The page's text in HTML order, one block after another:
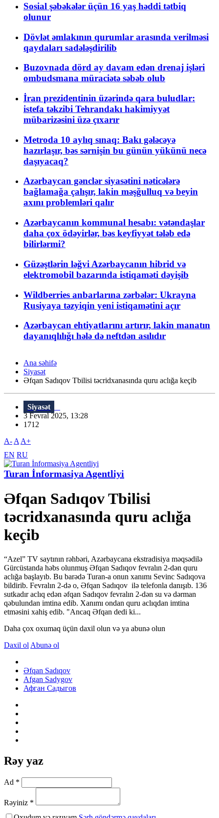
Sosial şəbəkələr üçün 16 yaş həddi tətbiq
olunur
Dövlət əmlakının qurumlar arasında verilməsi
qaydaları sadələşdirilib
Buzovnada dörd ay davam edən drenaj işləri
ombudsmana müraciətə səbəb olub
İran prezidentinin üzərində qara buludlar:
istefa təkzibi Tehrandakı hakimiyyət
mübarizəsini üzə çıxarır
Metroda 10 aylıq sınaq: Bakı gələcəyə
hazırlaşır, bəs sərnişin bu günün yükünü necə
daşıyacaq?
Azərbaycan gənclər siyasətini nəticələrə
bağlamağa çalışır, lakin məşğulluq və beyin
axını problemləri qalır
Azərbaycanın kommunal hesabı: vətəndaşlar
daha çox ödəyirlər, bəs keyfiyyət tələb edə
bilirlərmi?
Güzəştlərin ləğvi Azərbaycanın hibrid və
elektromobil bazarında istiqaməti dəyişib
Wildberries anbarlarına zərbələr: Ukrayna
Rusiyaya təzyiqin yeni istiqamətini açır
Azərbaycan ehtiyatlarını artırır, lakin manatın
dayanıqlılığı hələ də neftdən asılıdır
Ana səhifə
Siyasət
Əfqan Sadıqov Tbilisi təcridxanasında quru aclığa keçib
Siyasət
3 Fevral 2025, 13:28
1712
A- A A+
EN RU
Turan İnformasiya Agentliyi
Əfqan Sadıqov Tbilisi
təcridxanasında quru aclığa
keçib
“Azel” TV saytının rəhbəri, Azərbaycana ekstradisiya məqsədilə
Gürcüstanda həbs olunmuş Əfqan Sadıqov fevralın 2-dən quru
aclığa başlayıb. Bu barədə Turan-a onun xanımı Sevinc Sadıqova
bildirib. Fevralın 2-də o, Əfqan Sadıqov ilə telefonla danışıb. 136
sutkadır aclıq edən əfqan Sadıqov fevralın 2-dən su və dərman
qəbulundan imtina edib. Xanımı ondan quru aclıqdan imtina
etməsini xahiş edib. "Ancaq Əfqan dedi ki...
Daha çox oxumaq üçün daxil olun və ya abunə olun
Daxil ol Abunə ol
Əfqan Sadıqov
Afgan Sadygov
Афган Садыгов
Rəy yaz
Ad *
Rəyiniz *